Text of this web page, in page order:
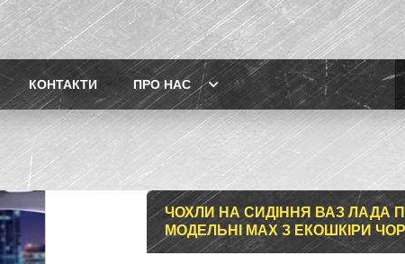
КОНТАКТИ ПРО НАС
ЧОХЛИ НА СИДІННЯ ВАЗ ЛАДА
МОДЕЛЬНІ MAX З ЕКОШКІРИ